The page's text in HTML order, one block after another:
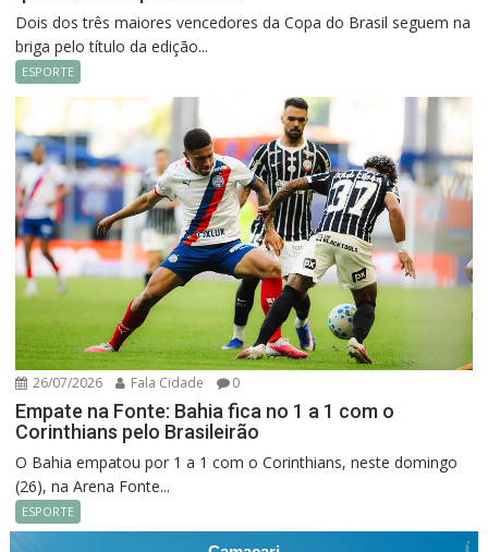
Dois dos três maiores vencedores da Copa do Brasil seguem na
briga pelo título da edição...
ESPORTE
26/07/2026 Fala Cidade 0
Empate na Fonte: Bahia fica no 1 a 1 com o
Corinthians pelo Brasileirão
O Bahia empatou por 1 a 1 com o Corinthians, neste domingo
(26), na Arena Fonte...
ESPORTE